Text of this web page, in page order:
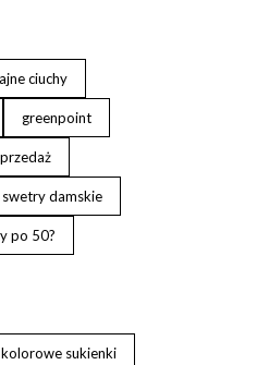
ciuchy
greenpoint
swetry damskie
po 50?
kolorowe sukienki